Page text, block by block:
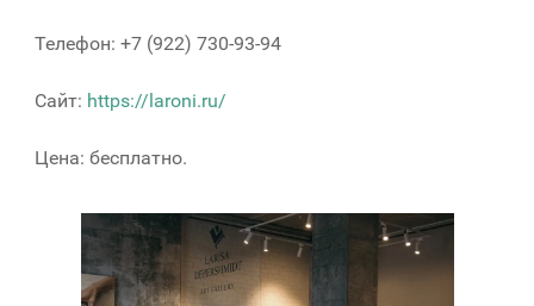
Телефон: +7 (922) 730-93-94
Сайт: https://laroni.ru/
Цена: бесплатно.